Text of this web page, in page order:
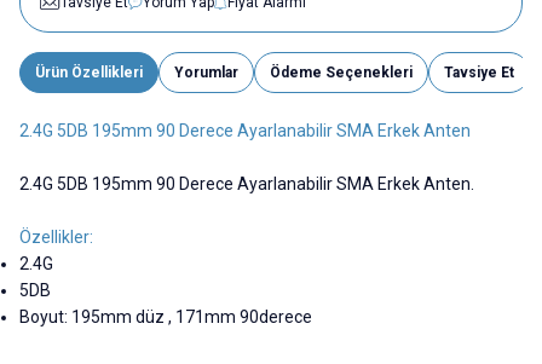
Ürün Özellikleri Yorumlar Ödeme Seçenekleri Tavsiye Et
2.4G 5DB 195mm 90 Derece Ayarlanabilir SMA Erkek Anten
2.4G 5DB 195mm 90 Derece Ayarlanabilir SMA Erkek Anten.
Özellikler:
2.4G
5DB
Boyut: 195mm düz , 171mm 90derece